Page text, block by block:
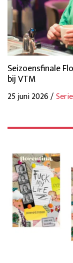
Seizoensfinale
bij VTM
25 juni 2026 /Serie